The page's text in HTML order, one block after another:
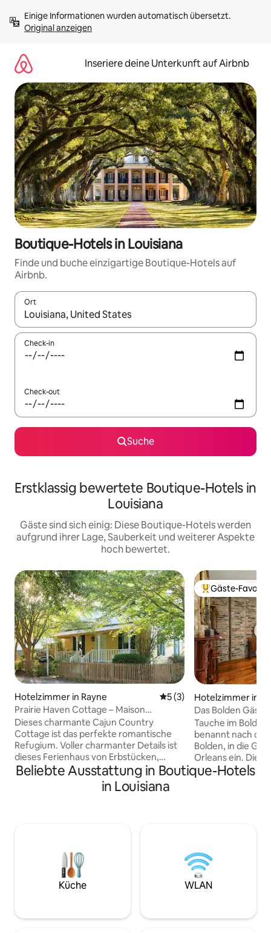
Inhalten
springenOriginal anzeigen
Inseriere deine Unterkunft auf Airbnb
Boutique-Hotels in Louisiana
Finde und buche einzigartige Boutique-Hotels auf
Airbnb.
Ort
Wenn Ergebnisse verfügbar sind, navigiere mit den
Check-in
Check-out
Suche
Erstklassig bewertete Boutique-Hotels in
Louisiana
Gäste sind sich einig: Diese Boutique-Hotels werden
aufgrund ihrer Lage, Sauberkeit und weiterer Aspekte
hoch bewertet.
Hotelzimmer in Rayne Durchschnittliche
5 (3)
Prairie Haven Cottage – Maison
D'Memoire B&B Cottages
Dieses charmante Cajun Country
Cottage ist das perfekte romantische
Refugium. Voller charmanter Details ist
dieses Ferienhaus von Erbstücken,
familiären Erinnerungsstücken und
einem privaten Whirlpool-Raum
umgeben, der für totale Entspannung
Nutzung beider Schlafzimmer, auch
wenn nur zwei Gäste, zusätzliche 25 $
pro Nacht kostet. Merkmale: - 2
Schlafzimmer, 1 Bad - 2 Queensize-
für zwei Personen -
Beliebter Gäste-
Gäste-Favorit
Hotelzimmer in
Das Bolden
Tauche im
benannt nach
Bolden, in die
Orleans ein.
sich im Louis
verfügt über
gemeinsamen
den ruhigen
privaten,
wenige Schritte
die Komfort und
Beliebte Ausstattung in Boutique-Hotels
in Louisiana
Küche WLAN